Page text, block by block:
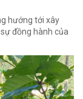
hướng tới xây
đồng hành của